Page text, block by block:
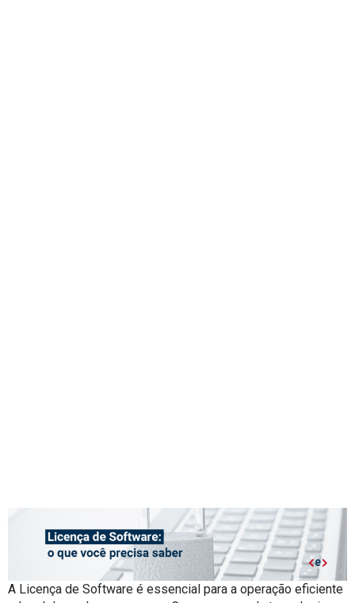
A Licença de Software é essencial para a operação eficiente